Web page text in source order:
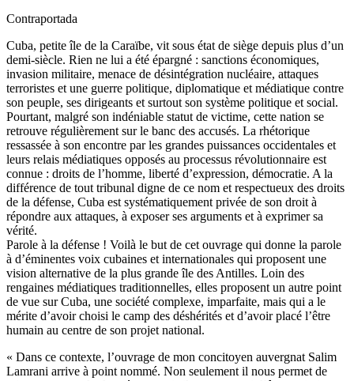
Contraportada
Cuba, petite île de la Caraïbe, vit sous état de siège depuis plus d’un
demi-siècle. Rien ne lui a été épargné : sanctions économiques,
invasion militaire, menace de désintégration nucléaire, attaques
terroristes et une guerre politique, diplomatique et médiatique contre
son peuple, ses dirigeants et surtout son système politique et social.
Pourtant, malgré son indéniable statut de victime, cette nation se
retrouve régulièrement sur le banc des accusés. La rhétorique
ressassée à son encontre par les grandes puissances occidentales et
leurs relais médiatiques opposés au processus révolutionnaire est
connue : droits de l’homme, liberté d’expression, démocratie. A la
différence de tout tribunal digne de ce nom et respectueux des droits
de la défense, Cuba est systématiquement privée de son droit à
répondre aux attaques, à exposer ses arguments et à exprimer sa
vérité.
Parole à la défense ! Voilà le but de cet ouvrage qui donne la parole
à d’éminentes voix cubaines et internationales qui proposent une
vision alternative de la plus grande île des Antilles. Loin des
rengaines médiatiques traditionnelles, elles proposent un autre point
de vue sur Cuba, une société complexe, imparfaite, mais qui a le
mérite d’avoir choisi le camp des déshérités et d’avoir placé l’être
humain au centre de son projet national.
« Dans ce contexte, l’ouvrage de mon concitoyen auvergnat Salim
Lamrani arrive à point nommé. Non seulement il nous permet de